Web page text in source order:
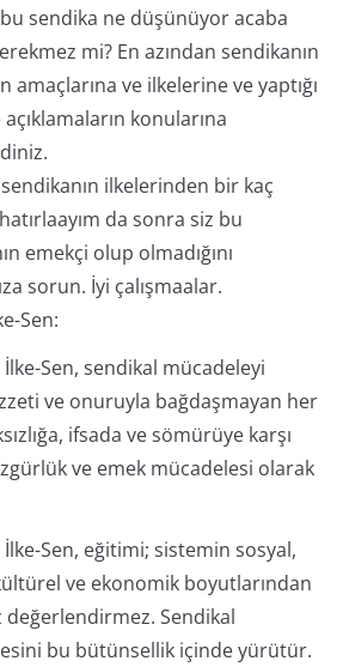
sendika ne düşünüyor acaba
mi? En azından sendikanın
amaçlarına ve ilkelerine ve yaptığı
konularına
ilkelerinden bir kaç
da sonra siz bu
emekçi olup olmadığını
sorun. İyi çalışmaalar.
Sen:
Sen, sendikal mücadeleyi
ve onuruyla bağdaşmayan her
ifsada ve sömürüye karşı
ve emek mücadelesi olarak
Sen, eğitimi; sistemin sosyal,
ve ekonomik boyutlarından
değerlendirmez. Sendikal
bu bütünsellik içinde yürütür.